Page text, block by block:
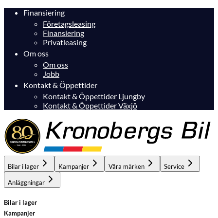
Finansiering
Företagsleasing
Finansiering
Privatleasing
Om oss
Om oss
Jobb
Kontakt & Öppettider
Kontakt & Öppettider Ljungby
Kontakt & Öppettider Växjö
Bilar i lager Kampanjer Våra märken Service
Anläggningar
Bilar i lager
Kampanjer